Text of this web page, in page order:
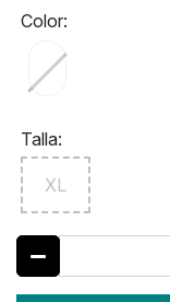
Color:
Talla:
XL